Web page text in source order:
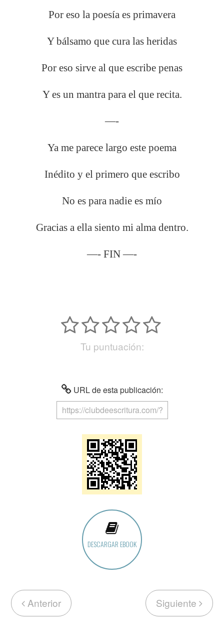
Por eso la poesía es primavera
Y bálsamo que cura las heridas
Por eso sirve al que escribe penas
Y es un mantra para el que recita.
—-
Ya me parece largo este poema
Inédito y el primero que escribo
No es para nadie es mío
Gracias a ella siento mi alma dentro.
—- FIN —-
Tu puntuación:
URL de esta publicación:
DESCARGAR EBOOK
Anterior Siguiente